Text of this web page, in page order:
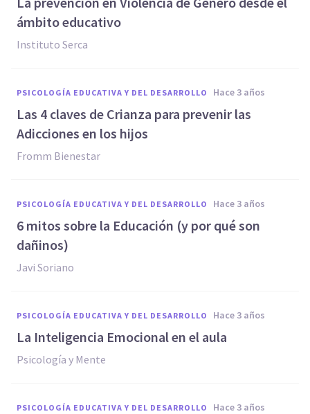
ámbito educativo
Instituto Serca
PSICOLOGÍA EDUCATIVA Y DEL DESARROLLO hace 3 años
Las 4 claves de Crianza para prevenir las
Adicciones en los hijos
Fromm Bienestar
PSICOLOGÍA EDUCATIVA Y DEL DESARROLLO hace 3 años
6 mitos sobre la Educación (y por qué son
dañinos)
Javi Soriano
PSICOLOGÍA EDUCATIVA Y DEL DESARROLLO hace 3 años
La Inteligencia Emocional en el aula
Psicología y Mente
PSICOLOGÍA EDUCATIVA Y DEL DESARROLLO hace 3 años